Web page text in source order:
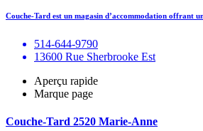
Couche-Tard est un magasin d’accommodation offrant
514-644-9790
13600 Rue Sherbrooke Est
Aperçu rapide
Marque page
Couche-Tard 2520 Marie-Anne